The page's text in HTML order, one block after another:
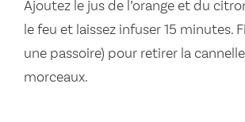
Ajoutez le jus de l’orange et du
le feu et laissez infuser 15 minutes.
une passoire) pour retirer la
morceaux.